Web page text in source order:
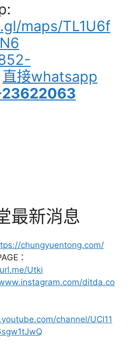
maps/TL1U6f
直接whatsapp
最新消息
chungyuentong.com/
：
Utki
ditda.co
channel/UCl11